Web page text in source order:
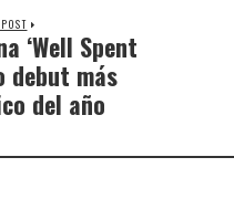
‘Well Spent
debut más
del año